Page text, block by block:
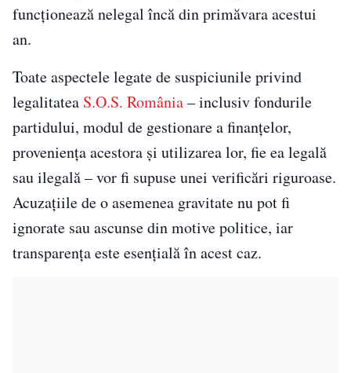
funcționează nelegal încă din primăvara acestui
an.
Toate aspectele legate de suspiciunile privind
legalitatea S.O.S. România– inclusiv fondurile
partidului, modul de gestionare a finanțelor,
proveniența acestora și utilizarea lor, fie ea legală
sau ilegală – vor fi supuse unei verificări riguroase.
Acuzațiile de o asemenea gravitate nu pot fi
ignorate sau ascunse din motive politice, iar
transparența este esențială în acest caz.